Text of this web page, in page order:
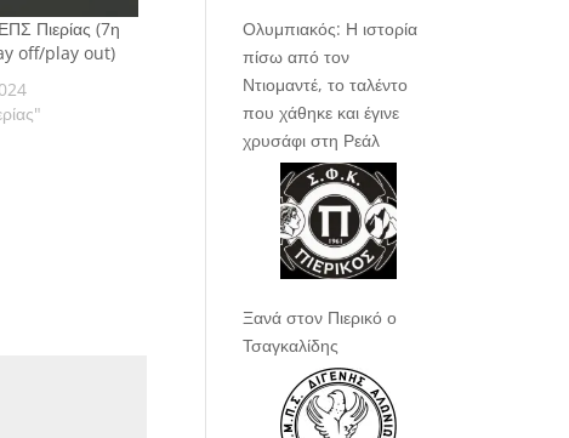
Πιερίας (7η
off/play out)
Ολυμπιακός: Η ιστορία
πίσω από τον
Ντιομαντέ, το ταλέντο
που χάθηκε και έγινε
χρυσάφι στη Ρεάλ
Ξανά στον Πιερικό ο
Τσαγκαλίδης